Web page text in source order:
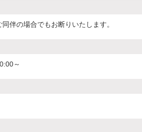
伴の場合でもお断りいたします。
～